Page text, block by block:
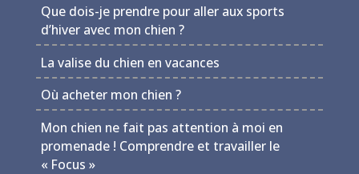
Que dois-je prendre pour aller aux sports
d’hiver avec mon chien ?
La valise du chien en vacances
Où acheter mon chien ?
Mon chien ne fait pas attention à moi en
promenade ! Comprendre et travailler le
« Focus »